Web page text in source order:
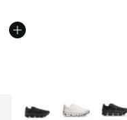
Weitere Farben